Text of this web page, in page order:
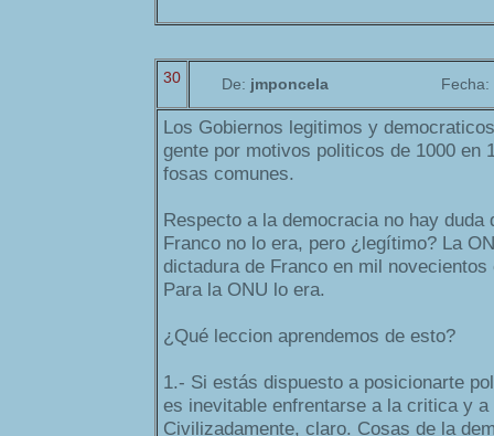
30 De: jmponcela Fecha:
Los Gobiernos legitimos y
gente por motivos politicos de 1000 en
fosas comunes.
Respecto a la democracia no hay duda
Franco no lo era, pero ¿legítimo? La
dictadura de Franco en mil
Para la ONU lo era.
¿Qué leccion aprendemos de esto?
1.- Si estás dispuesto a posicionarte
es inevitable enfrentarse a la critica y a
Civilizadamente, claro. Cosas de la